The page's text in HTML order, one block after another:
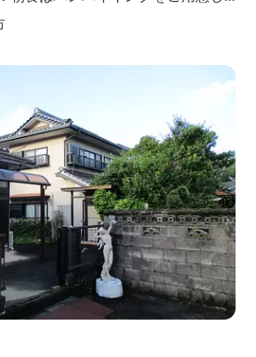
ネスに、観光に、洗練された空間